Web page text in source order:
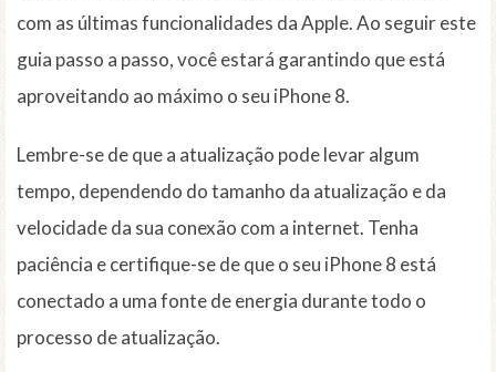
com as últimas funcionalidades da Apple. Ao seguir este
guia passo a passo, você estará garantindo que está
aproveitando ao máximo o seu iPhone 8.
Lembre-se de que a atualização pode levar algum
tempo, dependendo do tamanho da atualização e da
velocidade da sua conexão com a internet. Tenha
paciência e certifique-se de que o seu iPhone 8 está
conectado a uma fonte de energia durante todo o
processo de atualização.